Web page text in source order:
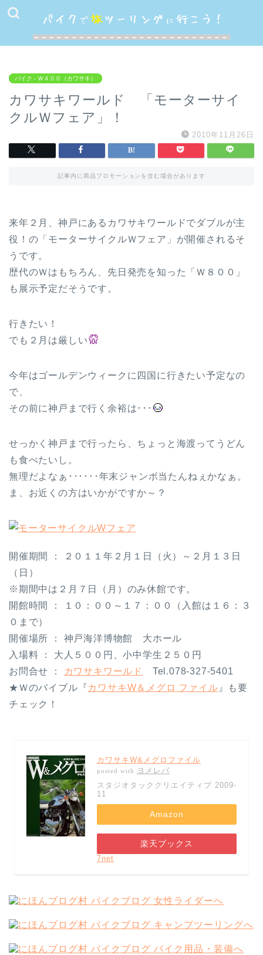
バイク - Ｗ４００（カワサキ）
カワサキワールド 「モーターサイ
クルＷフェア」！
2010年11月26日
記事内に商品プロモーションを含む場合があります
来年２月、神戸にあるカワサキワールドでダブルが主
役！の「モーターサイクルＷフェア」が開催されるそ
うです。
歴代のＷはもちろん、先日発売を知った「Ｗ８００」
も展示予定だそうです。
行きたい！
でも２月は厳しい
今年はゴールデンウィークに四国に行きたい予定なの
で、
その前に神戸まで行く余裕は･･･
せっかく神戸まで行ったら、ちょっと海渡ってうどん
も食べたいし。
無理だよなぁ･･････年末ジャンボ当たんねぇかなぁ。
ま、お近くの方はいかがですか～？
開催期間 ： ２０１１年２月１日（火）～２月１３日
（日）
※期間中は２月７日（月）のみ休館です。
開館時間 ： １０：００～１７：００（入館は１６：３
０まで）
開催場所 ： 神戸海洋博物館 大ホール
入場料 ： 大人５００円、小中学生２５０円
お問合せ ：
カワサキワールド
Tel.078-327-5401
★Ｗのバイブル『カワサキW＆メグロ ファイル 』も要
チェック！
カワサキW&メグロファイル
posted with
ヨメレバ
スタジオタッククリエイティブ 2009-
11
Amazon
楽天ブックス
7net